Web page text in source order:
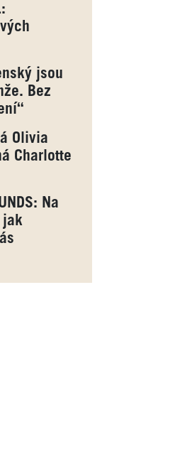
jsou
Bez
Olivia
Charlotte
Na
jak